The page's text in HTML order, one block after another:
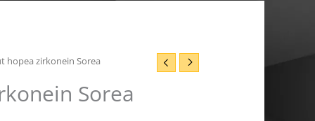
hopea zirkonein Sorea
Sorea